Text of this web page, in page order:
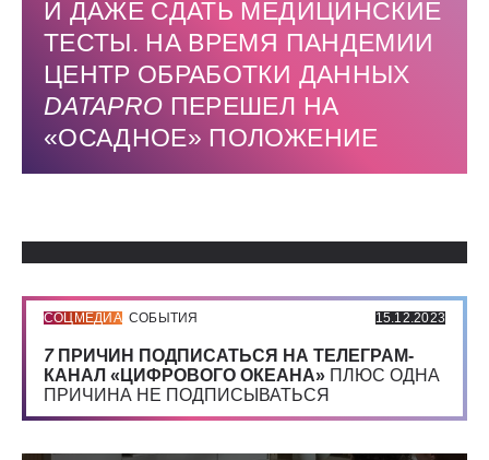
И ДАЖЕ СДАТЬ МЕДИЦИНСКИЕ
ТЕСТЫ. НА ВРЕМЯ ПАНДЕМИИ
ЦЕНТР ОБРАБОТКИ ДАННЫХ
DATAPRO ПЕРЕШЕЛ НА
«ОСАДНОЕ» ПОЛОЖЕНИЕ
СОЦМЕДИА СОБЫТИЯ 15.12.2023
7 ПРИЧИН ПОДПИСАТЬСЯ НА ТЕЛЕГРАМ-
КАНАЛ «ЦИФРОВОГО ОКЕАНА» ПЛЮС ОДНА
ПРИЧИНА НЕ ПОДПИСЫВАТЬСЯ